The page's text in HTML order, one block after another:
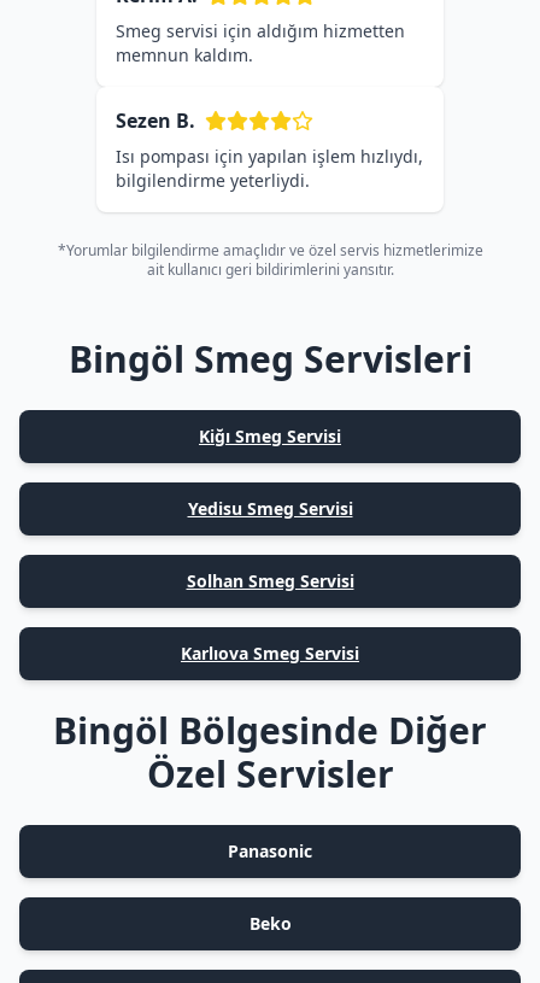
Smeg servisi için aldığım hizmetten
memnun kaldım.
Sezen B.
Isı pompası için yapılan işlem hızlıydı,
bilgilendirme yeterliydi.
*Yorumlar bilgilendirme amaçlıdır ve özel servis hizmetlerimize
ait kullanıcı geri bildirimlerini yansıtır.
Bingöl Smeg Servisleri
Kiğı Smeg Servisi
Yedisu Smeg Servisi
Solhan Smeg Servisi
Karlıova Smeg Servisi
Bingöl Bölgesinde Diğer
Özel Servisler
Panasonic
Beko